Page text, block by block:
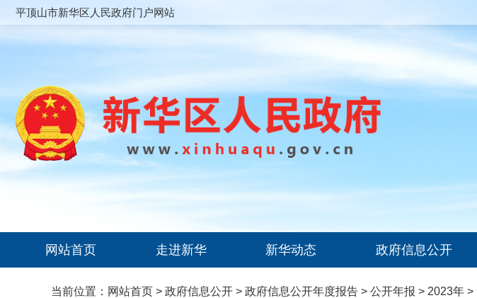
平顶山市新华区人民政府门户网站
网站首页 走进新华 新华动态 政府信息公开
当前位置： 网站首页 > 政府信息公开 > 政府信息公开年度报告 > 公开年报 > 2023年 >